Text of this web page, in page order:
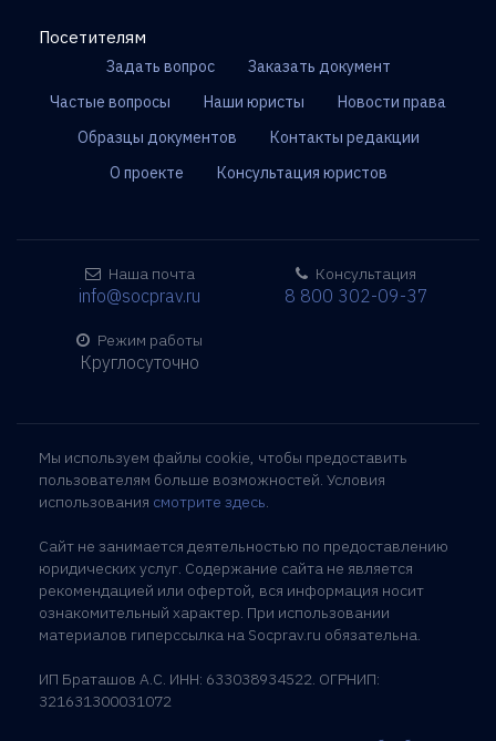
Посетителям
Задать вопрос
Заказать документ
Частые вопросы
Наши юристы
Новости права
Образцы документов
Контакты редакции
О проекте
Консультация юристов
Наша почта
info@socprav.ru
Режим работы
Круглосуточно
Консультация
8 800 302-09-37
Мы используем файлы cookie, чтобы предоставить
пользователям больше возможностей. Условия
использования смотрите здесь.
Сайт не занимается деятельностью по предоставлению
юридических услуг. Содержание сайта не является
рекомендацией или офертой, вся информация носит
ознакомительный характер. При использовании
материалов гиперссылка на Socprav.ru обязательна.
ИП Браташов А.С. ИНН: 633038934522. ОГРНИП:
321631300031072